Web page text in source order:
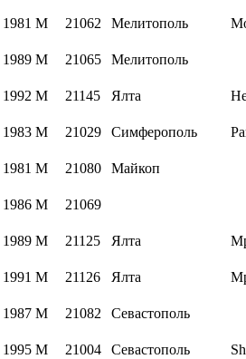
1981 M 21062 Мелитополь
1989 M 21065 Мелитополь
1992 M 21145 Ялта
1983 M 21029 Симферополь
1981 M 21080 Майкоп
1986 M 21069
1989 M 21125 Ялта
1991 M 21126 Ялта
1987 M 21082 Севастополь
1995 M 21004 Севастополь